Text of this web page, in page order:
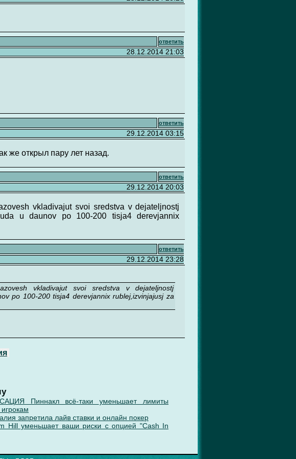
ответить
28.12.2014 21:03
ответить
29.12.2014 03:15
же открыл пару лет назад.
ответить
29.12.2014 20:03
vkladivajut svoi sredstva v dejateljnostj
u daunov po 100-200 tisja4 derevjannix
ответить
29.12.2014 23:28
vkladivajut svoi sredstva v dejateljnostj
po 100-200 tisja4 derevjannix rublej,izvinjajusj za
Пиннакл всё-таки уменьшает лимиты
запретила лайв ставки и онлайн покер
Hill уменьшает ваши риски с опцией "Cash In